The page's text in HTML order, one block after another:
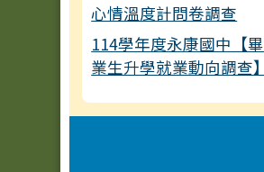
心情溫度計問卷調查
114學年度永康國中【畢
業生升學就業動向調查】